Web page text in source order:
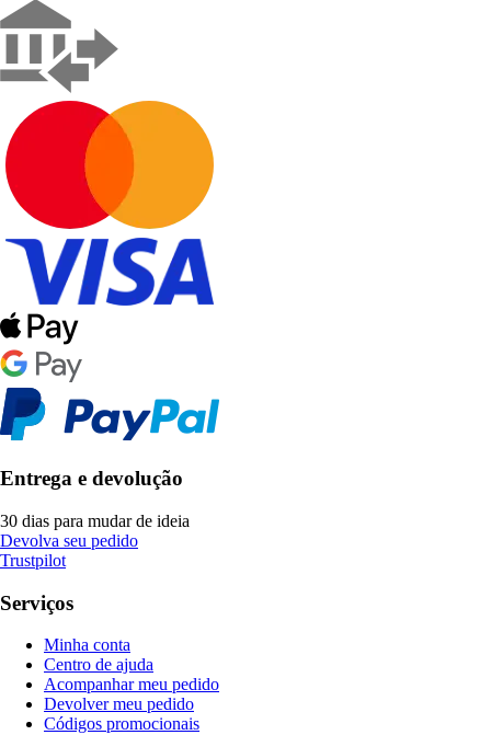
Entrega e devolução
30 dias para mudar de ideia
Devolva seu pedido
Trustpilot
Serviços
Minha conta
Centro de ajuda
Acompanhar meu pedido
Devolver meu pedido
Códigos promocionais